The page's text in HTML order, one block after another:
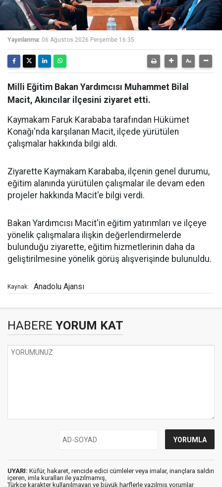
Yayınlanma: 06 Ağustos 2026 Perşembe 16:35
Milli Eğitim Bakan Yardımcısı Muhammet Bilal
Macit, Akıncılar ilçesini ziyaret etti.
Kaymakam Faruk Karababa tarafından Hükümet
Konağı'nda karşılanan Macit, ilçede yürütülen
çalışmalar hakkında bilgi aldı.
Ziyarette Kaymakam Karababa, ilçenin genel durumu,
eğitim alanında yürütülen çalışmalar ile devam eden
projeler hakkında Macit'e bilgi verdi.
Bakan Yardımcısı Macit'in eğitim yatırımları ve ilçeye
yönelik çalışmalara ilişkin değerlendirmelerde
bulunduğu ziyarette, eğitim hizmetlerinin daha da
geliştirilmesine yönelik görüş alışverişinde bulunuldu.
Kaynak: Anadolu Ajansı
HABERE YORUM KAT
UYARI: Küfür, hakaret, rencide edici cümleler veya imalar, inançlara saldırı
içeren, imla kuralları ile yazılmamış,
Türkçe karakter kullanılmayan ve büyük harflerle yazılmış yorumlar